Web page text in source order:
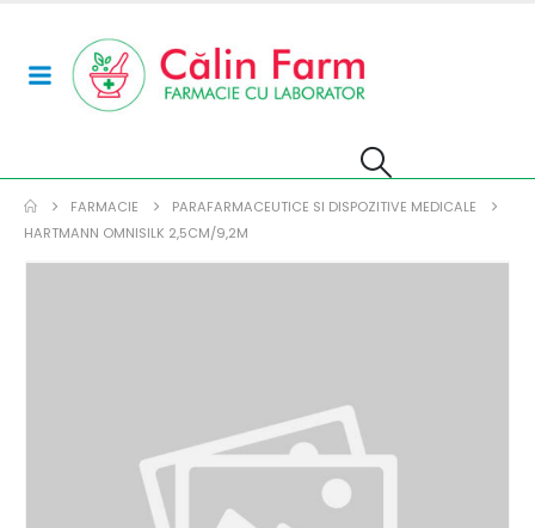
FARMACIE
PARAFARMACEUTICE SI DISPOZITIVE MEDICALE
HARTMANN OMNISILK 2,5CM/9,2M